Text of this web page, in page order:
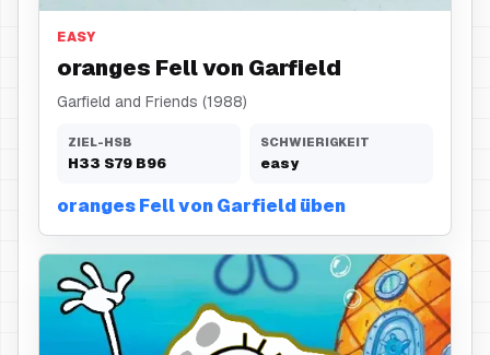
EASY
oranges Fell von Garfield
Garfield and Friends (1988)
ZIEL-HSB
H33 S79 B96
SCHWIERIGKEIT
easy
oranges Fell von Garfield üben